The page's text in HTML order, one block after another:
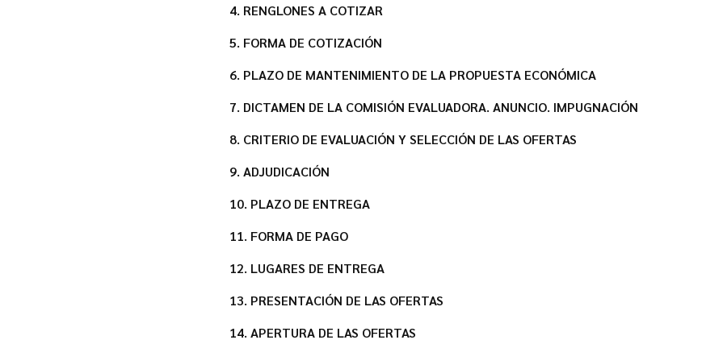
4. RENGLONES A COTIZAR
5. FORMA DE COTIZACIÓN
6. PLAZO DE MANTENIMIENTO DE LA PROPUESTA ECONÓMICA
7. DICTAMEN DE LA COMISIÓN EVALUADORA. ANUNCIO. IMPUGNACIÓN
8. CRITERIO DE EVALUACIÓN Y SELECCIÓN DE LAS OFERTAS
9. ADJUDICACIÓN
10. PLAZO DE ENTREGA
11. FORMA DE PAGO
12. LUGARES DE ENTREGA
13. PRESENTACIÓN DE LAS OFERTAS
14. APERTURA DE LAS OFERTAS